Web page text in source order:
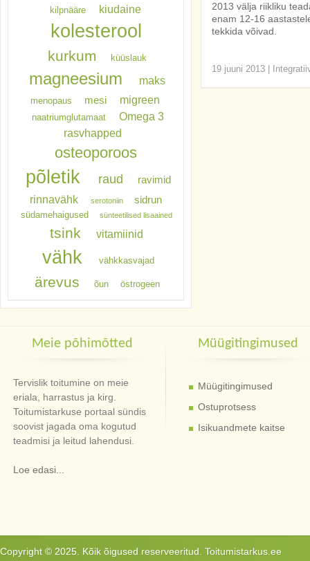
2013 välja riikliku
enam 12-16
tekkida võivad.
19 juuni 2013
kilpnääre kiudaine
kolesterool
kurkum küüslauk
magneesium maks
menopaus mesi migreen
naatriumglutamaat
Omega 3
rasvhapped
osteoporoos
põletik raud ravimid
rinnavähk serotoniin sidrun
südamehaigused sünteetilised lisaained
tsink vitamiinid
vähk vähkkasvajad
ärevus õun östrogeen
Meie põhimõtted
Tervislik toitumine on meie
eriala, harrastus ja kirg.
Toitumistarkuse portaal sündis
soovist jagada oma kogutud
teadmisi ja leitud lahendusi.
Loe edasi...
Müügitingimused
Müügitingimused
Ostuprotsess
Isikuandmete kaitse
Copyright © 2025. Kõik õigused reserveeritud. Toitumistarkus.ee